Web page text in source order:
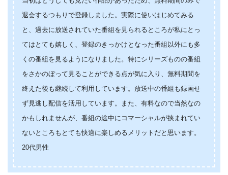
退会するつもりで登録しました。実際に使いはじめてみる
と、過去に放送されていた番組を見られるところが私にとっ
てはとても嬉しく、登録のきっかけとなった番組以外にも多
くの番組を見るようになりました。特にシリーズものの番組
をさかのぼって見ることができる点が気に入り、無料期間を
終えた後も継続して利用しています。放送中の番組も録画せ
ず見逃し配信を活用しています。また、有料なので当然なの
かもしれませんが、番組の途中にコマーシャルが挟まれてい
ないところもとても快適に楽しめるメリットだと思います。
20代男性